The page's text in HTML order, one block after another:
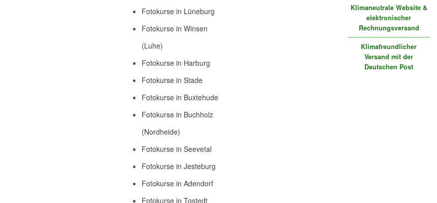
Fotokurse in Lüneburg
Fotokurse in Winsen
(Luhe)
Fotokurse in Harburg
Fotokurse in Stade
Fotokurse in Buxtehude
Fotokurse in Buchholz
(Nordheide)
Fotokurse in Seevetal
Fotokurse in Jesteburg
Fotokurse in Adendorf
Fotokurse in Tostedt
Klimaneutrale Website &
elektronischer
Rechnungsversand
Klimafreundlicher
Versand mit der
Deutschen Post